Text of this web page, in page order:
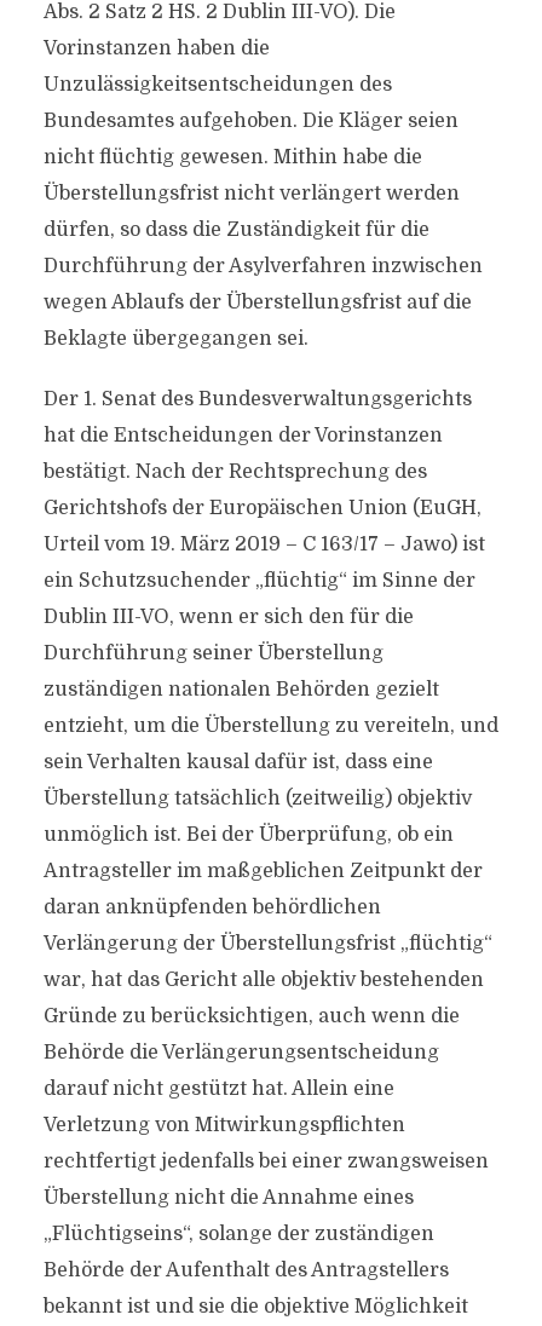
Abs. 2 Satz 2 HS. 2 Dublin III-VO). Die
Vorinstanzen haben die
Unzulässigkeitsentscheidungen des
Bundesamtes aufgehoben. Die Kläger seien
nicht flüchtig gewesen. Mithin habe die
Überstellungsfrist nicht verlängert werden
dürfen, so dass die Zuständigkeit für die
Durchführung der Asylverfahren inzwischen
wegen Ablaufs der Überstellungsfrist auf die
Beklagte übergegangen sei.
Der 1. Senat des Bundesverwaltungsgerichts
hat die Entscheidungen der Vorinstanzen
bestätigt. Nach der Rechtsprechung des
Gerichtshofs der Europäischen Union (EuGH,
Urteil vom 19. März 2019 – C 163/17 – Jawo) ist
ein Schutzsuchender „flüchtig“ im Sinne der
Dublin III-VO, wenn er sich den für die
Durchführung seiner Überstellung
zuständigen nationalen Behörden gezielt
entzieht, um die Überstellung zu vereiteln, und
sein Verhalten kausal dafür ist, dass eine
Überstellung tatsächlich (zeitweilig) objektiv
unmöglich ist. Bei der Überprüfung, ob ein
Antragsteller im maßgeblichen Zeitpunkt der
daran anknüpfenden behördlichen
Verlängerung der Überstellungsfrist „flüchtig“
war, hat das Gericht alle objektiv bestehenden
Gründe zu berücksichtigen, auch wenn die
Behörde die Verlängerungsentscheidung
darauf nicht gestützt hat. Allein eine
Verletzung von Mitwirkungspflichten
rechtfertigt jedenfalls bei einer zwangsweisen
Überstellung nicht die Annahme eines
„Flüchtigseins“, solange der zuständigen
Behörde der Aufenthalt des Antragstellers
bekannt ist und sie die objektive Möglichkeit